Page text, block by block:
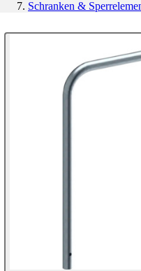
Schranken &